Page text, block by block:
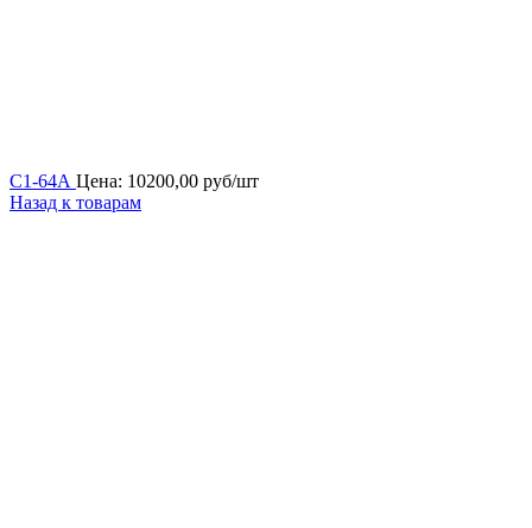
С1-64А Цена: 10200,00 руб/шт
Назад к товарам